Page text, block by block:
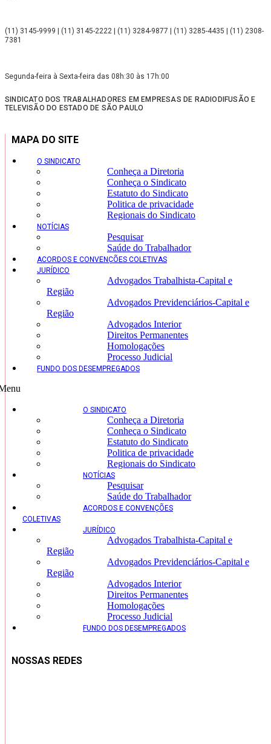
(11) 3145-9999 | (11) 3145-2222 | (11) 3284-9877 | (11) 3285-4435 | (11) 2308-
7381
Segunda-feira à Sexta-feira das 08h:30 às 17h:00
SINDICATO DOS TRABALHADORES EM EMPRESAS DE RADIODIFUSÃO E
TELEVISÃO DO ESTADO DE SÃO PAULO
MAPA DO SITE
O SINDICATO
Conheça a Diretoria
Conheça o Sindicato
Estatuto do Sindicato
Politica de privacidade
Regionais do Sindicato
NOTÍCIAS
Pesquisar
Saúde do Trabalhador
ACORDOS E CONVENÇÕES COLETIVAS
JURÍDICO
Advogados Trabalhista-Capital e
Região
Advogados Previdenciários-Capital e
Região
Advogados Interior
Direitos Permanentes
Homologações
Processo Judicial
FUNDO DOS DESEMPREGADOS
O SINDICATO
Conheça a Diretoria
Conheça o Sindicato
Estatuto do Sindicato
Politica de privacidade
Regionais do Sindicato
NOTÍCIAS
Pesquisar
Saúde do Trabalhador
ACORDOS E CONVENÇÕES
COLETIVAS
JURÍDICO
Advogados Trabalhista-Capital e
Região
Advogados Previdenciários-Capital e
Região
Advogados Interior
Direitos Permanentes
Homologações
Processo Judicial
FUNDO DOS DESEMPREGADOS
NOSSAS REDES